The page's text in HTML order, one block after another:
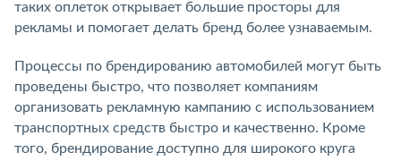
таких оплеток открывает большие просторы для
рекламы и помогает делать бренд более узнаваемым.
Процессы по брендированию автомобилей могут быть
проведены быстро, что позволяет компаниям
организовать рекламную кампанию с использованием
транспортных средств быстро и качественно. Кроме
того, брендирование доступно для широкого круга